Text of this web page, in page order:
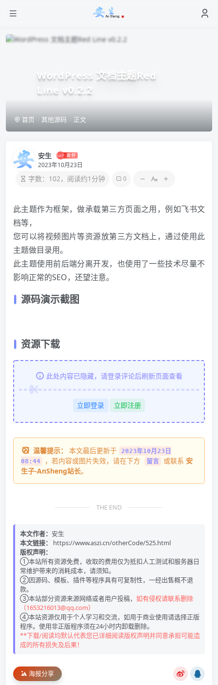
WordPress 文档主题Red
Line v0.2.2
首页 其他源码 正文
安生
2023年10月23日
字数：102，阅读约1分钟 0
此主题作为框架，做承载第三方页面之用，例如飞书文
档等，
您可以将视频图片等资源放第三方文档上，通过使用此
主题做目录用。
此主题使用前后端分离开发，也使用了一些技术尽量不
影响正常的SEO，还望注意。
源码演示截图
资源下载
此处内容已隐藏，请登录评论后刷新页面查看
立即登录 立即注册
温馨提示： 本文最后更新于
2023年10月23日
08:44
，若内容或图片失效，请在下方 留言 或联系 安
生子-AnSheng站长。
THE END
本文作者： 安生
本文链接：
https://www.aszi.cn/otherCode/525.html
版权声明：
①本站所有资源免费，收取的费用仅为抵扣人工测试和服务器日
常维护带来的消耗成本，请须知。
②因源码、模板、插件等程序具有可复制性，一经出售概不退
款。
③本站部分资源来源网络或者用户投稿， 如有侵权请联系删除
（1653216013@qq.com）
④本站资源仅用于个人学习和交流，如用于商业使用请选择正版
程序。使用非正版程序须在24小时内卸载删除。
**下载/阅读均默认代表您已详细阅读版权声明并同意承担可能造
成的所有损失及后果！
海报分享